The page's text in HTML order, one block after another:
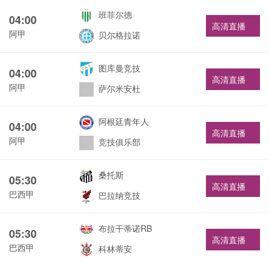
04:00
阿甲
班菲尔德
贝尔格拉诺
高清直播
04:00
阿甲
图库曼竞技
萨尔米安杜
高清直播
04:00
阿甲
阿根廷青年人
竞技俱乐部
高清直播
05:30
巴西甲
桑托斯
巴拉纳竞技
高清直播
05:30
巴西甲
布拉干蒂诺RB
科林蒂安
高清直播